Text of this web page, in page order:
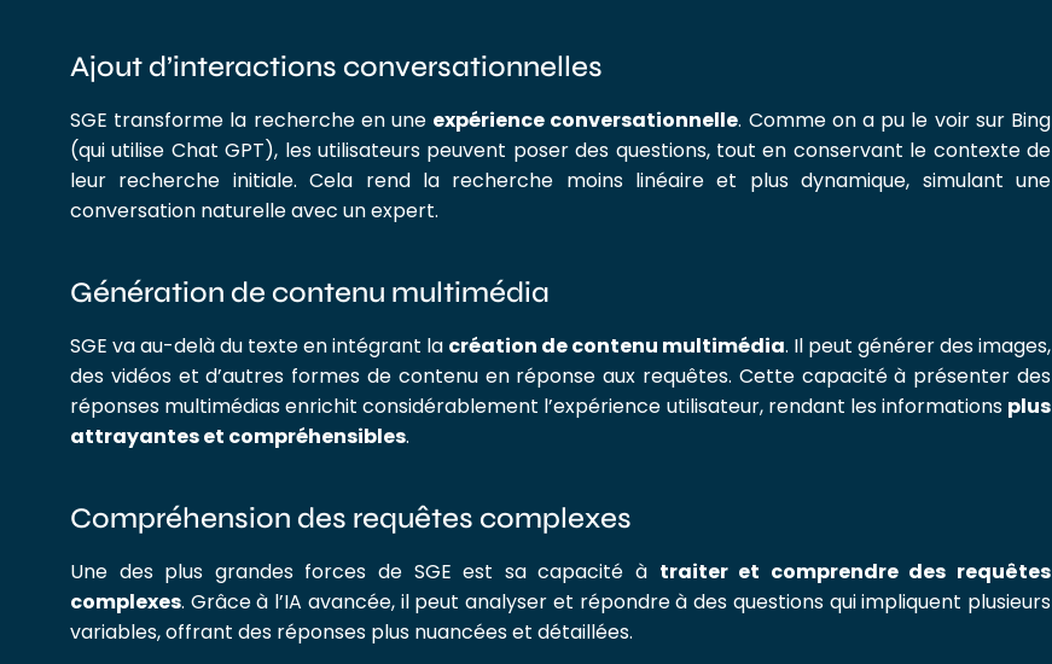
Ajout d’interactions conversationnelles
SGE transforme la recherche en une expérience conversationnelle. Comme on a pu le voir sur Bing
(qui utilise Chat GPT), les utilisateurs peuvent poser des questions, tout en conservant le contexte de
leur recherche initiale. Cela rend la recherche moins linéaire et plus dynamique, simulant une
conversation naturelle avec un expert.
Génération de contenu multimédia
SGE va au-delà du texte en intégrant la création de contenu multimédia. Il peut générer des images,
des vidéos et d’autres formes de contenu en réponse aux requêtes. Cette capacité à présenter des
réponses multimédias enrichit considérablement l’expérience utilisateur, rendant les informations plus
attrayantes et compréhensibles.
Compréhension des requêtes complexes
Une des plus grandes forces de SGE est sa capacité à traiter et comprendre des requêtes
complexes. Grâce à l’IA avancée, il peut analyser et répondre à des questions qui impliquent plusieurs
variables, offrant des réponses plus nuancées et détaillées.